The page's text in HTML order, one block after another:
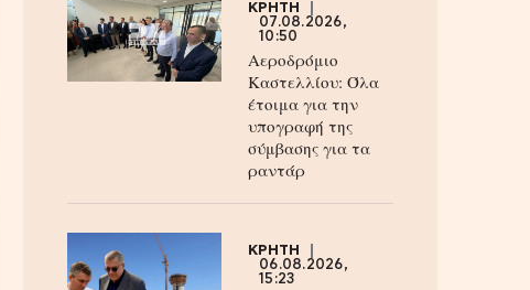
ΚΡΗΤΗ
07.08.2026,
10:50
Αεροδρόμιο
Καστελλίου: Όλα
έτοιμα για την
υπογραφή της
σύμβασης για τα
ραντάρ
ΚΡΗΤΗ
06.08.2026,
15:23